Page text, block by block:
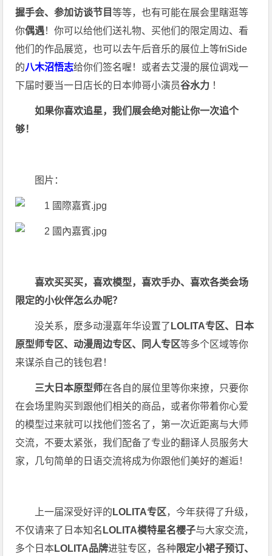
握手会、参加访谈节目等等，也有可能在展会里瞎逛等
你偶遇！你可以给他们送礼物、买他们的限定周边、看
他们的作品展览，也可以去午后音乐的展位上等friSide
的八木沼悟志给你们签名喔！或者去艾漫的展位调戏一
下届时要当一日店长的日本帅哥小演员谷水力 ！
如果你喜欢追星，我们展会绝对能让你一次追个
够！
图片：
喜欢买买买，喜欢模型，喜欢手办、喜欢各类会场
限定的小伙伴怎么办呢？
没关系，麽多动漫嘉年华设置了 LOLITA专区、日本
原型师专区、动漫周边专区、同人专区等多个区域等你
来谋杀自己的钱包君！
三大日本原型师在各自的展位里等你来撩，只要你
在会场里购买到跟他们相关的商品，或者你带着你心爱
的模型过来就可以找他们签名了，第一次近距离与大师
交流，不要太紧张，我们配备了专业的翻译人员服务大
家，几句简单的日语交流将成为你跟他们美好的邂逅！
上一届深受好评的 LOLITA专区，今年获得了升级，
不仅请来了日本知名 LOLITA模特星名樱子与大家交流，
多个日本LOLITA品牌进驻专区，各种 限定小裙子预订、